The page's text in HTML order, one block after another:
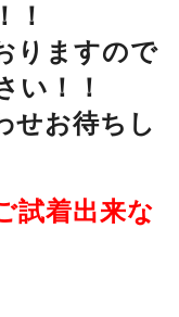
！
りますので
い！！
せお待ちし
試着出来な